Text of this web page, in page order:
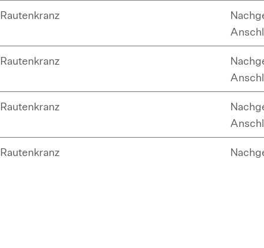
Rautenkranz
Rautenkranz
Rautenkranz
Rautenkranz